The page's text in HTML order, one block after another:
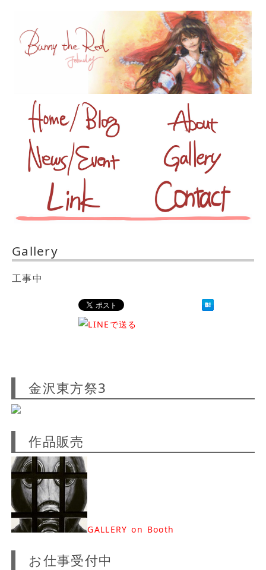
Gallery
工事中
金沢東方祭3
作品販売
GALLERY on Booth
お仕事受付中